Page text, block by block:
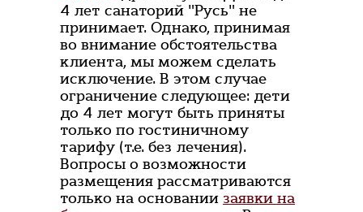
4 лет санаторий "Русь" не
принимает. Однако, принимая
во внимание обстоятельства
клиента, мы можем сделать
исключение. В этом случае
ограничение следующее: дети
до 4 лет могут быть приняты
только по гостиничному
тарифу (т.е. без лечения).
Вопросы о возможности
размещения рассматриваются
только на основании заявки на